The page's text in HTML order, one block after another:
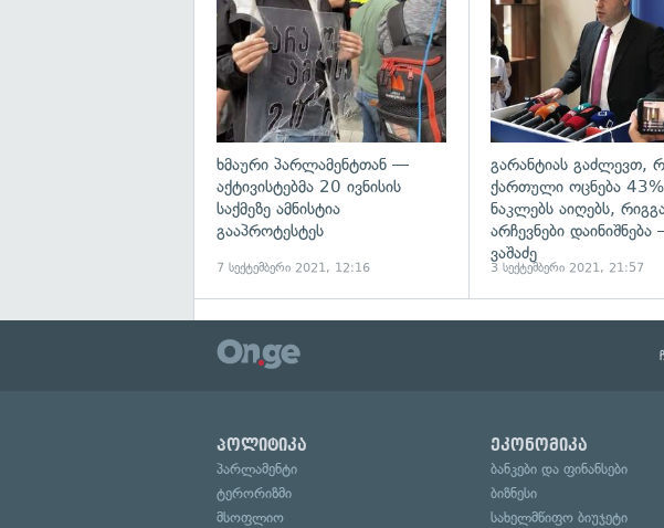
ხმაური პარლამენტთან —
აქტივისტებმა 20 ივნისის
საქმეზე ამნისტია
გააპროტესტეს
7 სექტემბერი 2021, 12:16
გარანტიას გაძლევთ,
ქართული ოცნება
ნაკლებს აიღებს,
არჩევნები
ვაშაძე
3 სექტემბერი 2021, 21:57
პოლიტიკა
პარლამენტი
ტერორიზმი
მსოფლიო
ეკონომიკა
ბანკები და ფინანსები
ბიზნესი
სახელმწიფო ბიუჯეტი